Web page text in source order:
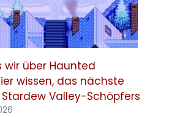
wir über Haunted
wissen, das nächste
Stardew Valley-Schöpfers